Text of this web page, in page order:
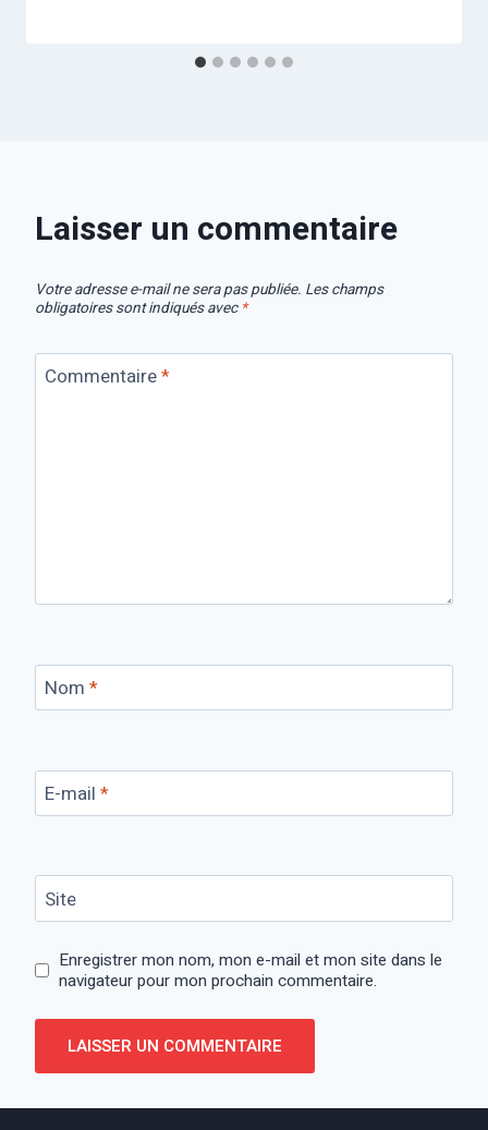
Laisser un commentaire
Votre adresse e-mail ne sera pas publiée. Les champs
obligatoires sont indiqués avec *
Commentaire*
Nom *
E-mail *
Site
Enregistrer mon nom, mon e-mail et mon site dans le
navigateur pour mon prochain commentaire.
Alternative: